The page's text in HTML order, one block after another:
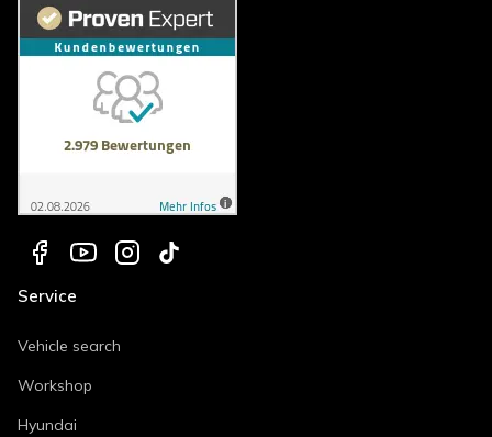
Service
Vehicle search
Workshop
Hyundai